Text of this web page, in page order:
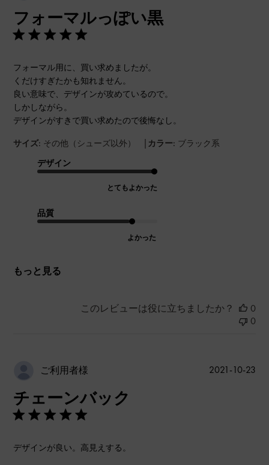
フォーマルっぽい黒
フォーマル用に、買い求めましたが。
くだけすぎたかも知れません。
良い意味で、デザインが攻めているので。
しかしながら。
デザインがすきで買い求めたので後悔なし。
サイズ: その他（シューズ以外） | カラー: ブラック系
デザイン
とてもよかった
品質
よかった
もっと見る
このレビューは役に立ちましたか？
0
0
ご利用者様
チェーンバック
デザインが良い。高見えする。
公
2021-10-23